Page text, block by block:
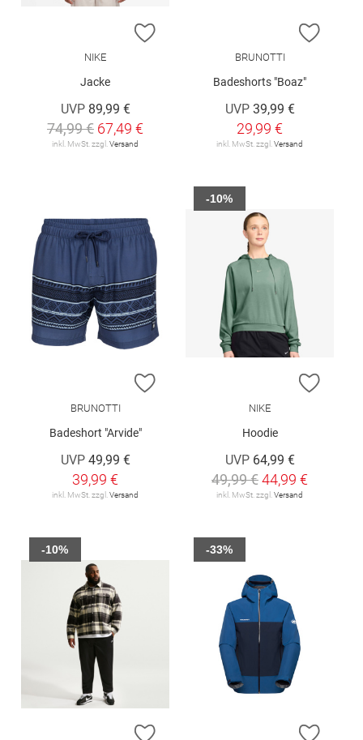
ZUR WUNSCHLISTE HINZUFÜGEN
NIKE
Jacke
UVP 89,99 €
74,99 € 67,49 €
inkl. MwSt. zzgl. Versand
ZUR
BRUNOTTI
Badeshorts "Boaz"
UVP 39,99 €
29,99 €
inkl. MwSt. zzgl. Versand
ZUR WUNSCHLISTE HINZUFÜGEN
BRUNOTTI
Badeshort "Arvide"
UVP 49,99 €
39,99 €
inkl. MwSt. zzgl. Versand
ZUR
NIKE
Hoodie
UVP 64,99 €
49,99 €44,99 €
inkl. MwSt. zzgl. Versand
-10%
ZUR WUNSCHLISTE HINZUFÜGEN
-10%
ZUR
-33%